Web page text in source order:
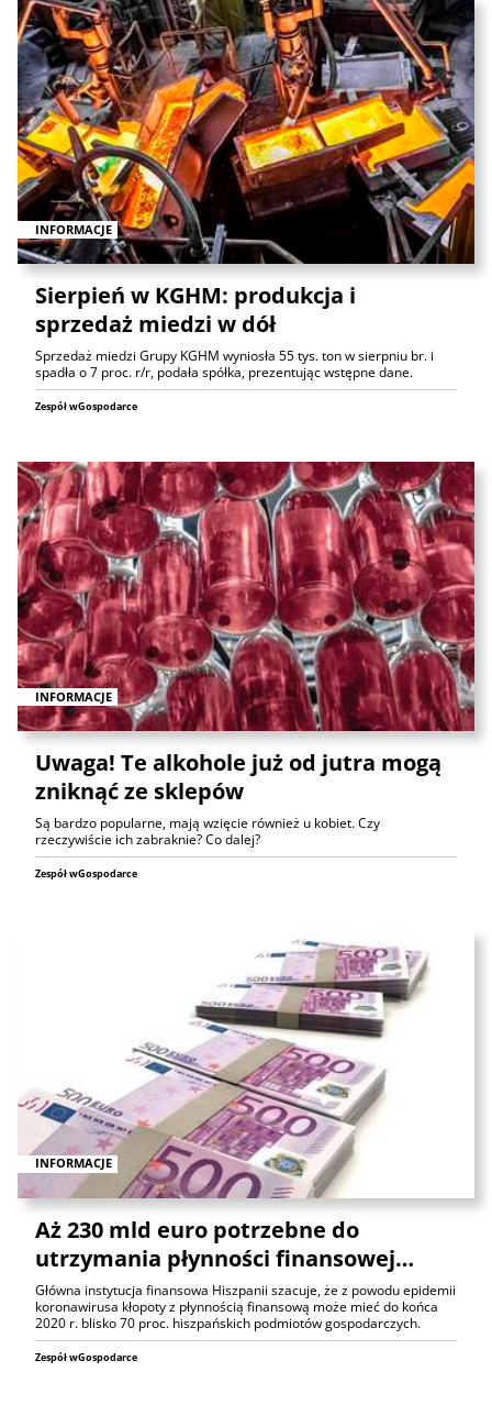
INFORMACJE
Sierpień w KGHM: produkcja i
sprzedaż miedzi w dół
Sprzedaż miedzi Grupy KGHM wyniosła 55 tys. ton w sierpniu br. i
spadła o 7 proc. r/r, podała spółka, prezentując wstępne dane.
Zespół wGospodarce
INFORMACJE
Uwaga! Te alkohole już od jutra mogą
zniknąć ze sklepów
Są bardzo popularne, mają wzięcie również u kobiet. Czy
rzeczywiście ich zabraknie? Co dalej?
Zespół wGospodarce
INFORMACJE
Aż 230 mld euro potrzebne do
utrzymania płynności finansowej…
Główna instytucja finansowa Hiszpanii szacuje, że z powodu epidemii
koronawirusa kłopoty z płynnością finansową może mieć do końca
2020 r. blisko 70 proc. hiszpańskich podmiotów gospodarczych.
Zespół wGospodarce